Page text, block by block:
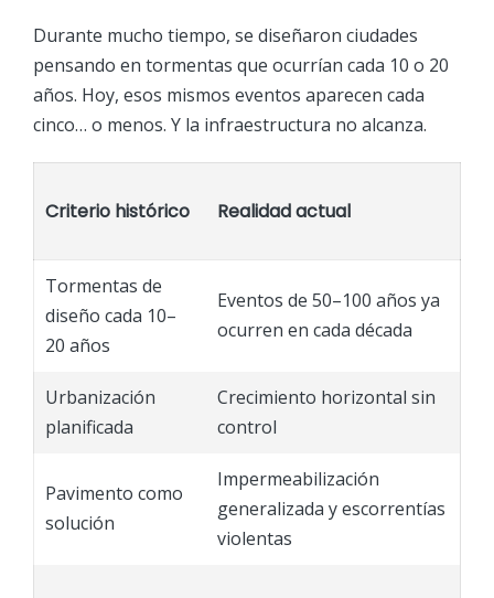
Durante mucho tiempo, se diseñaron ciudades
pensando en tormentas que ocurrían cada 10 o 20
años. Hoy, esos mismos eventos aparecen cada
cinco… o menos. Y la infraestructura no alcanza.
Criterio histórico Realidad actual
Tormentas de
diseño cada 10–
20 años
Eventos de 50–100 años ya
ocurren en cada década
Urbanización
planificada
Crecimiento horizontal sin
control
Pavimento como
solución
Impermeabilización
generalizada y escorrentías
violentas